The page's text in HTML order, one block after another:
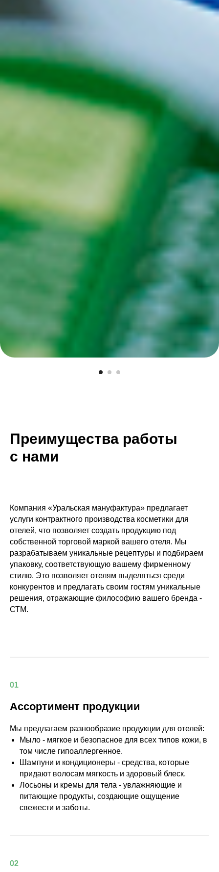
Преимущества работы
с нами
Компания «Уральская мануфактура» предлагает
услуги контрактного производства косметики для
отелей, что позволяет создать продукцию под
собственной торговой маркой вашего отеля. Мы
разрабатываем уникальные рецептуры и подбираем
упаковку, соответствующую вашему фирменному
стилю. Это позволяет отелям выделяться среди
конкурентов и предлагать своим гостям уникальные
решения, отражающие философию вашего бренда -
СТМ.
01
Ассортимент продукции
Мы предлагаем разнообразие продукции для отелей:
Мыло - мягкое и безопасное для всех типов кожи, в
том числе гипоаллергенное.
Шампуни и кондиционеры - средства, которые
придают волосам мягкость и здоровый блеск.
Лосьоны и кремы для тела - увлажняющие и
питающие продукты, создающие ощущение
свежести и заботы.
02